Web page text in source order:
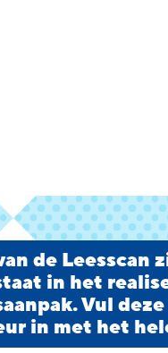
de Leesscan
in het
Vul deze
in met het